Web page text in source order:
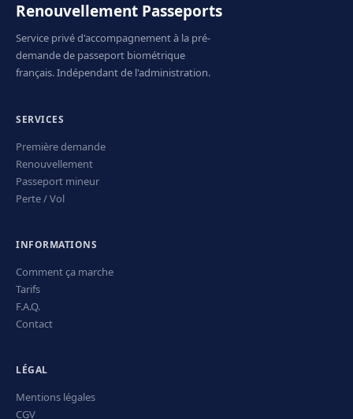
Renouvellement Passeports
Service privé d'accompagnement à la pré-
demande de passeport biométrique
français. Indépendant de l'administration.
SERVICES
Première demande
Renouvellement
Passeport mineur
Perte / Vol
INFORMATIONS
Comment ça marche
Tarifs
F.A.Q.
Contact
LÉGAL
Mentions légales
CGV